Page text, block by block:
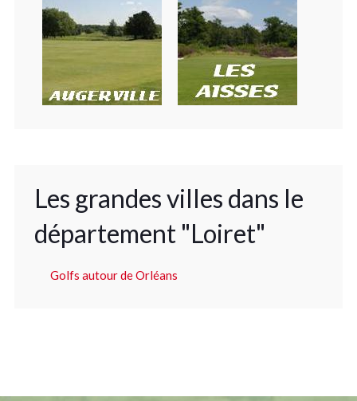
Les grandes villes dans le
département "Loiret"
Golfs autour de Orléans